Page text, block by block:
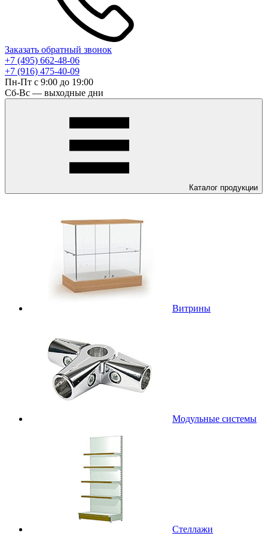
Заказать обратный звонок
+7 (495) 662-48-06
+7 (916) 475-40-09
Пн-Пт с 9:00 до 19:00
Сб-Вс — выходные дни
Каталог продукции
Витрины
Модульные системы
Стеллажи